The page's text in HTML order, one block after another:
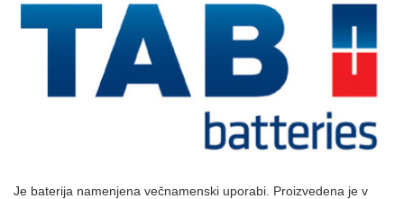
Je baterija namenjena večnamenski uporabi. Proizvedena je v